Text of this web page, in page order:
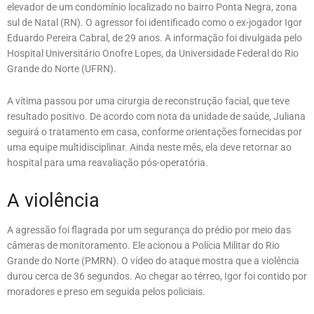
elevador de um condomínio localizado no bairro Ponta Negra, zona
sul de Natal (RN). O agressor foi identificado como o ex-jogador Igor
Eduardo Pereira Cabral, de 29 anos. A informação foi divulgada pelo
Hospital Universitário Onofre Lopes, da Universidade Federal do Rio
Grande do Norte (UFRN).
A vítima passou por uma cirurgia de reconstrução facial, que teve
resultado positivo. De acordo com nota da unidade de saúde, Juliana
seguirá o tratamento em casa, conforme orientações fornecidas por
uma equipe multidisciplinar. Ainda neste mês, ela deve retornar ao
hospital para uma reavaliação pós-operatória.
A violência
A agressão foi flagrada por um segurança do prédio por meio das
câmeras de monitoramento. Ele acionou a Polícia Militar do Rio
Grande do Norte (PMRN). O vídeo do ataque mostra que a violência
durou cerca de 36 segundos. Ao chegar ao térreo, Igor foi contido por
moradores e preso em seguida pelos policiais.